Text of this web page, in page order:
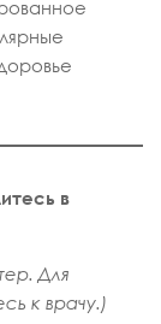
в
Для
к врачу.)